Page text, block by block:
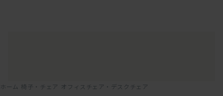
ホーム 椅子・チェア オフィスチェア・デスクチェア